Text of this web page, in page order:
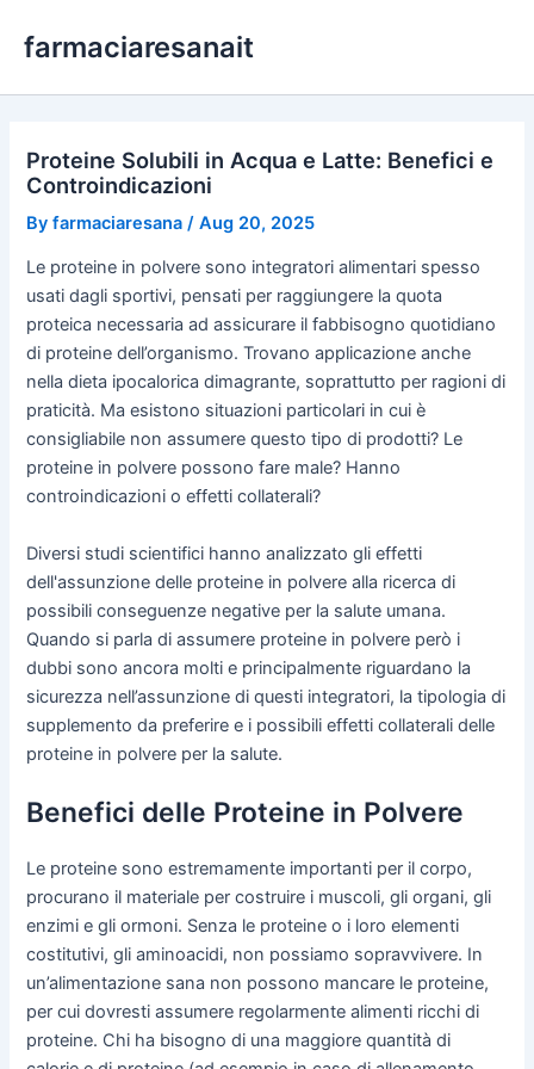
farmaciaresanait
Proteine Solubili in Acqua e Latte: Benefici e
Controindicazioni
Byfarmaciaresana /Aug 20, 2025
Le proteine in polvere sono integratori alimentari spesso
usati dagli sportivi, pensati per raggiungere la quota
proteica necessaria ad assicurare il fabbisogno quotidiano
di proteine dell’organismo. Trovano applicazione anche
nella dieta ipocalorica dimagrante, soprattutto per ragioni di
praticità. Ma esistono situazioni particolari in cui è
consigliabile non assumere questo tipo di prodotti? Le
proteine in polvere possono fare male? Hanno
controindicazioni o effetti collaterali?
Diversi studi scientifici hanno analizzato gli effetti
dell'assunzione delle proteine in polvere alla ricerca di
possibili conseguenze negative per la salute umana.
Quando si parla di assumere proteine in polvere però i
dubbi sono ancora molti e principalmente riguardano la
sicurezza nell’assunzione di questi integratori, la tipologia di
supplemento da preferire e i possibili effetti collaterali delle
proteine in polvere per la salute.
Benefici delle Proteine in Polvere
Le proteine sono estremamente importanti per il corpo,
procurano il materiale per costruire i muscoli, gli organi, gli
enzimi e gli ormoni. Senza le proteine o i loro elementi
costitutivi, gli aminoacidi, non possiamo sopravvivere. In
un’alimentazione sana non possono mancare le proteine,
per cui dovresti assumere regolarmente alimenti ricchi di
proteine. Chi ha bisogno di una maggiore quantità di